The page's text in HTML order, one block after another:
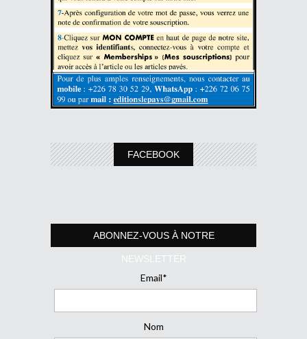
FACEBOOK
ABONNEZ-VOUS À NOTRE
NEWSLETTER
Email*
Nom